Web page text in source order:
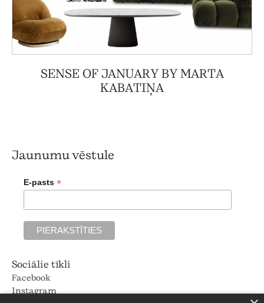
SENSE OF JANUARY BY MARTA
KABATIŅA
Jaunumu vēstule
E-pasts *
Sociālie tīkli
Facebook
Instagram